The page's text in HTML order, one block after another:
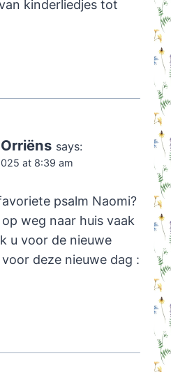
kinderliedjes tot
says:
at 8:39 am
psalm Naomi?
weg naar huis vaak
u voor de nieuwe
deze nieuwe dag :